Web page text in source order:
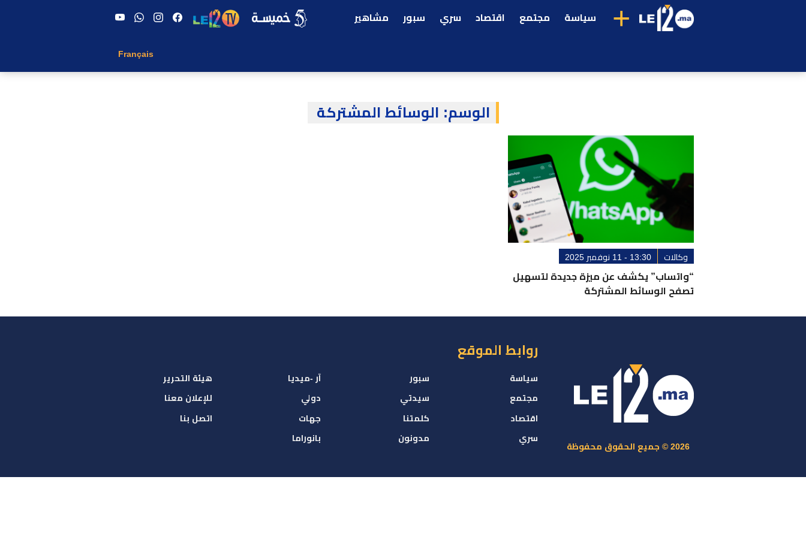
+ سياسة مجتمع اقتصاد سري سبور مشاهير
Français
الوسم: الوسائط المشتركة
وكالات 13:30 - 11 نوفمبر 2025
“واتساب” يكشف عن ميزة جديدة لتسهيل
تصفح الوسائط المشتركة
2026 © جميع الحقوق محفوظة
روابط الموقع
سياسة
مجتمع
اقتصاد
سري
سبور
سيدتي
كلمتنا
مدونون
آر -ميديا
دولي
جهات
بانوراما
هيئة التحرير
للإعلان معنا
اتصل بنا